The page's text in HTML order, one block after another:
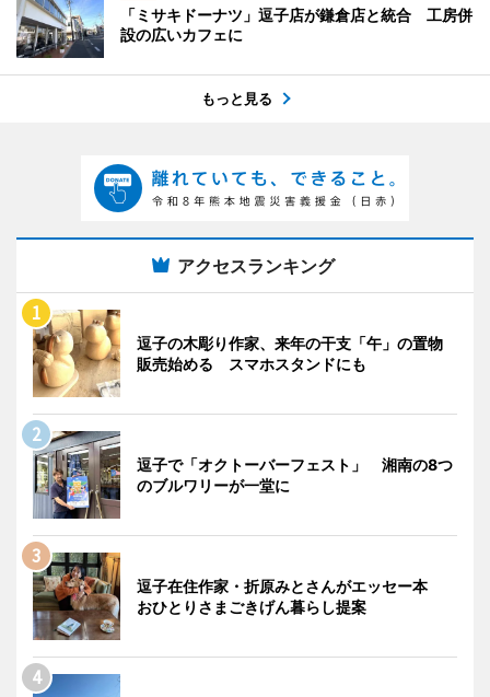
「ミサキドーナツ」逗子店が鎌倉店と統合 工房併
設の広いカフェに
もっと見る
アクセスランキング
逗子の木彫り作家、来年の干支「午」の置物
販売始める スマホスタンドにも
逗子で「オクトーバーフェスト」 湘南の8つ
のブルワリーが一堂に
逗子在住作家・折原みとさんがエッセー本
おひとりさまごきげん暮らし提案